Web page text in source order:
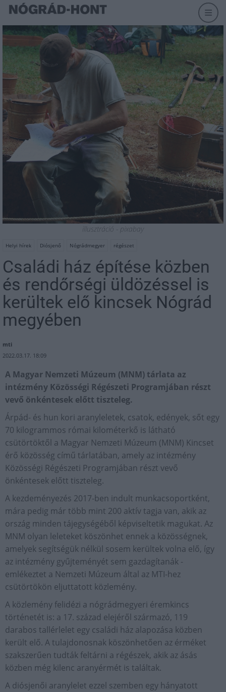
illusztráció - pixabay
Helyi hírek Diósjenő Nógrádmegyer régészet
Családi ház építése közben
és rendőrségi üldözéssel is
kerültek elő kincsek Nógrád
megyében
mti
2022.03.17. 18:09
A Magyar Nemzeti Múzeum (MNM) tárlata az
intézmény Közösségi Régészeti Programjában részt
vevő önkéntesek előtt tiszteleg.
Árpád- és hun kori aranyleletek, csatok, edények, sőt egy
70 kilogrammos római kilométerkő is látható
csütörtöktől a Magyar Nemzeti Múzeum (MNM) Kincset
érő közösség című tárlatában, amely az intézmény
Közösségi Régészeti Programjában részt vevő
önkéntesek előtt tiszteleg.
A kezdeményezés 2017-ben indult munkacsoportként,
mára pedig már több mint 200 aktív tagja van, akik az
ország minden tájegységéből képviseltetik magukat. Az
MNM olyan leleteket köszönhet ennek a közösségnek,
amelyek segítségük nélkül sosem kerültek volna elő, így
az intézmény gyűjteményét sem gazdagítanák -
emlékeztet a Nemzeti Múzeum által az MTI-hez
csütörtökön eljuttatott közlemény.
A közlemény felidézi a nógrádmegyeri éremkincs
történetét is: a 17. század elejéről származó, 119
darabos tallérlelet egy családi ház alapozása közben
került elő. A tulajdonosnak köszönhetően az érméket
szakszerűen tudták feltárni a régészek, akik az ásás
közben még kilenc aranyérmét is találtak.
A diósjenői aranylelet ezzel szemben egy hányatott